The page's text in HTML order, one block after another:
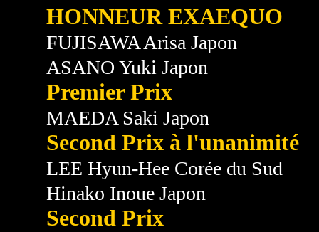
HONNEUR EXAEQUO
FUJISAWA Arisa Japon
ASANO Yuki Japon
Premier Prix
MAEDA Saki Japon
Second Prix à l'unanimité
LEE Hyun-Hee Corée du Sud
Hinako Inoue Japon
Second Prix